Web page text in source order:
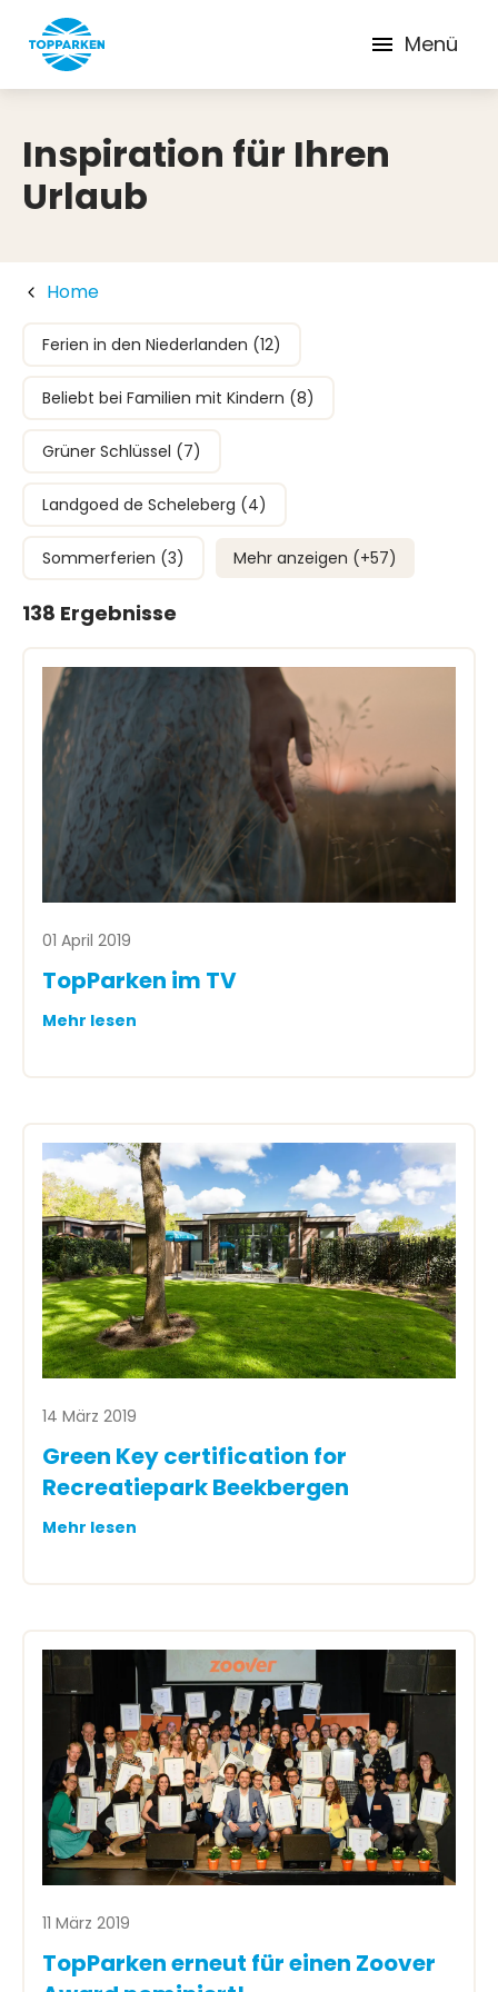
Menü
Inspiration für Ihren
Urlaub
Home
Ferien in den Niederlanden (12)
Beliebt bei Familien mit Kindern (8)
Grüner Schlüssel (7)
Landgoed de Scheleberg (4)
Sommerferien (3) Mehr anzeigen (+57)
138 Ergebnisse
01 April 2019
TopParken im TV
Mehr lesen
14 März 2019
Green Key certification for
Recreatiepark Beekbergen
Mehr lesen
11 März 2019
TopParken erneut für einen Zoover